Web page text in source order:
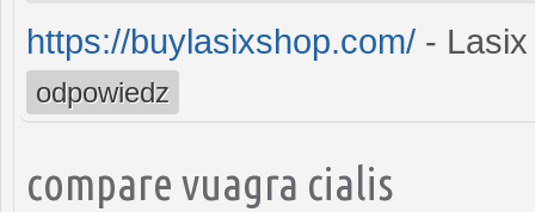
https://buylasixshop.com/ - Lasix
odpowiedz
compare vuagra cialis